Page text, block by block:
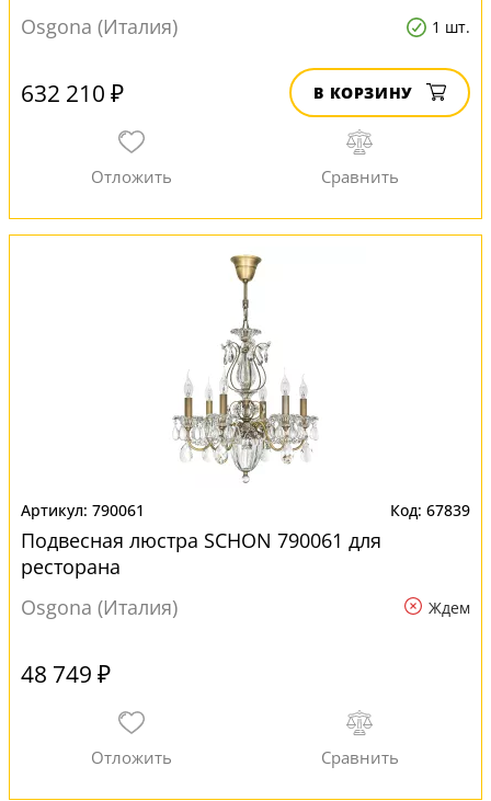
Osgona (Италия)
1 шт.
632 210 ₽ В КОРЗИНУ
790061 67839
Подвесная люстра SCHON 790061 для
ресторана
Osgona (Италия)
Ждем
48 749 ₽